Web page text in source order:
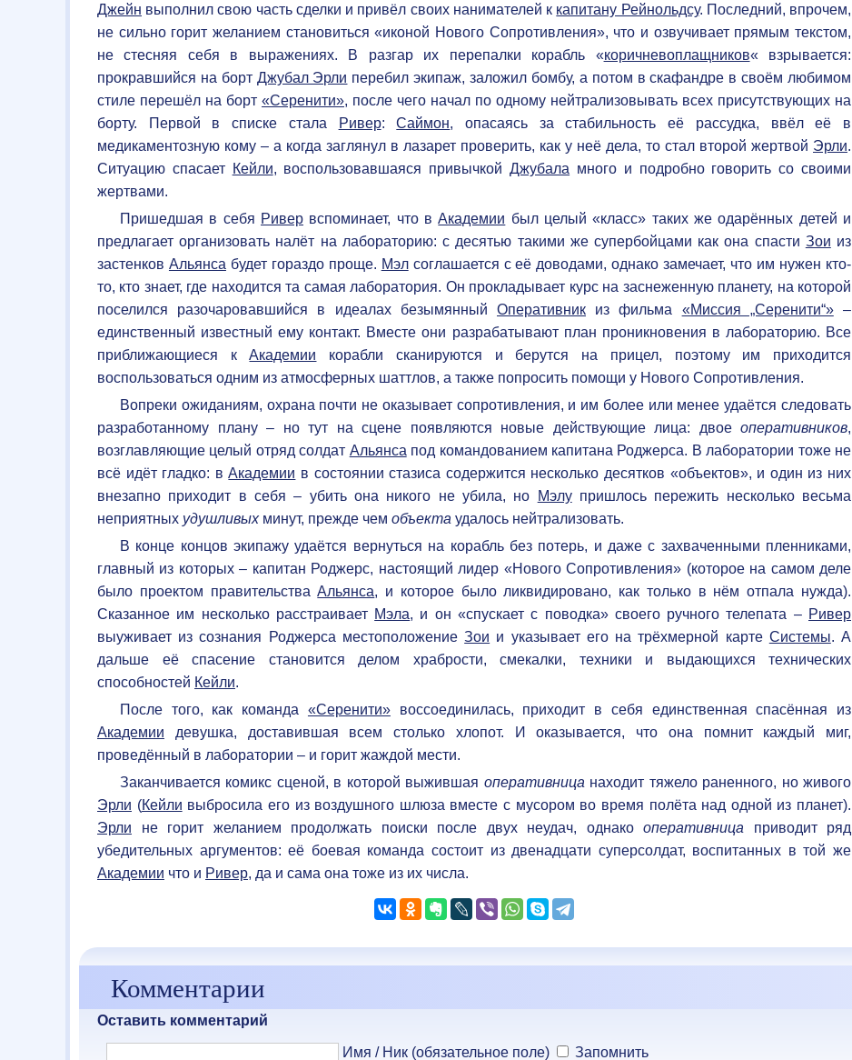
Джейн выполнил свою часть сделки и привёл своих нанимателей к капитану Рейнольдсу. Последний, впрочем,
не сильно горит желанием становиться «иконой Нового Сопротивления», что и озвучивает прямым текстом,
не стесняя себя в выражениях. В разгар их перепалки корабль «коричневоплащников« взрывается:
прокравшийся на борт Джубал Эрли перебил экипаж, заложил бомбу, а потом в скафандре в своём любимом
стиле перешёл на борт «Серенити», после чего начал по одному нейтрализовывать всех присутствующих на
борту. Первой в списке стала
Ривер:Саймон, опасаясь за стабильность её рассудка, ввёл её в
медикаментозную кому – а когда заглянул в лазарет проверить, как у неё дела, то стал второй жертвой Эрли.
Ситуацию спасает Кейли, воспользовавшаяся привычкойДжубала много и подробно говорить со своими
жертвами.
Пришедшая в себя Ривер вспоминает, что вАкадемии был целый «класс» таких же одарённых детей и
предлагает организовать налёт на лабораторию: с десятью такими же супербойцами как она спасти Зои из
застенков Альянса будет гораздо проще. Мэлсоглашается с её доводами, однако замечает, что им нужен кто-
то, кто знает, где находится та самая лаборатория. Он прокладывает курс на заснеженную планету, на которой
поселился разочаровавшийся в идеалах безымянный Оперативник из фильма «Миссия „Серенити“»–
единственный известный ему контакт. Вместе они разрабатывают план проникновения в лабораторию. Все
приближающиеся кАкадемии корабли сканируются и берутся на прицел, поэтому им приходится
воспользоваться одним из атмосферных шаттлов, а также попросить помощи у Нового Сопротивления.
Вопреки ожиданиям, охрана почти не оказывает сопротивления, и им более или менее удаётся следовать
разработанному плану – но тут на сцене появляются новые действующие лица: двое оперативников,
возглавляющие целый отряд солдат Альянса под командованием капитана Роджерса. В лаборатории тоже не
всё идёт гладко: вАкадемии в состоянии стазиса содержится несколько десятков «объектов», и один из них
внезапно приходит в себя – убить она никого не убила, но
Мэлупришлось пережить несколько весьма
неприятных удушливыхминут, прежде чем объекта удалось нейтрализовать.
В конце концов экипажу удаётся вернуться на корабль без потерь, и даже с захваченными пленниками,
главный из которых – капитан Роджерс, настоящий лидер «Нового Сопротивления» (которое на самом деле
было проектом правительстваАльянса, и которое было ликвидировано, как только в нём отпала нужда).
Сказанное им несколько расстраивает Мэла, и он «спускает с поводка» своего ручного телепата – Ривер
выуживает из сознания Роджерса местоположениеЗои и указывает его на трёхмерной карте Системы. А
дальше её спасение становится делом храбрости, смекалки, техники и выдающихся технических
способностей Кейли.
После того, как команда «Серенити»воссоединилась, приходит в себя единственная спасённая из
Академии девушка, доставившая всем столько хлопот. И оказывается, что она помнит каждый миг,
проведённый в лаборатории – и горит жаждой мести.
Заканчивается комикс сценой, в которой выжившая оперативница находит тяжело раненного, но живого
Эрли (Кейли выбросила его из воздушного шлюза вместе с мусором во время полёта над одной из планет).
Эрли не горит желанием продолжать поиски после двух неудач, однако оперативница приводит ряд
убедительных аргументов: её боевая команда состоит из двенадцати суперсолдат, воспитанных в той же
Академии что и Ривер, да и сама она тоже из их числа.
Комментарии
Оставить комментарий
Имя / Ник (обязательное поле) Запомнить